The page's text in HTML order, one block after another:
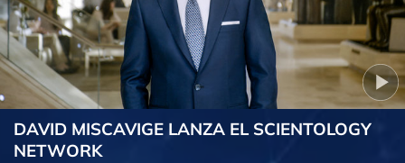
DAVID MISCAVIGE LANZA EL SCIENTOLOGY
NETWORK